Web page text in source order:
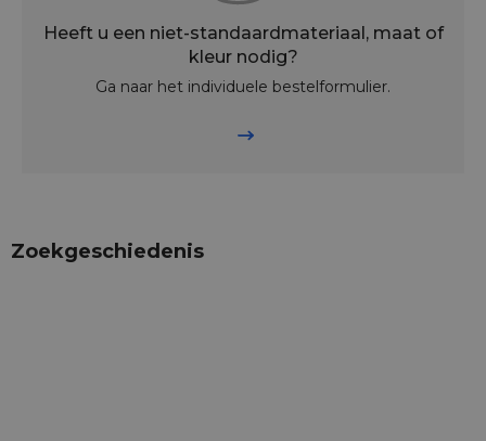
Heeft u een niet-standaardmateriaal, maat of
kleur nodig?
Ga naar het individuele bestelformulier.
Zoekgeschiedenis